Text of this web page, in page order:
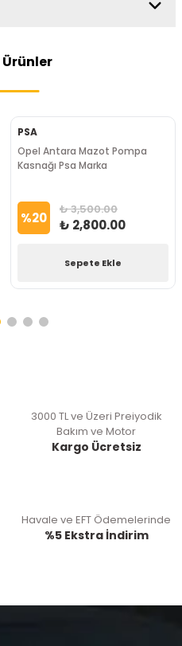
Ürünler
PSA
Opel Antara Mazot Pompa
Kasnağı Psa Marka
%20 ₺ 3,500.00
₺ 2,800.00
Sepete Ekle
3000 TL ve Üzeri Preiyodik
Bakım ve Motor
Kargo Ücretsiz
Havale ve EFT Ödemelerinde
%5 Ekstra İndirim